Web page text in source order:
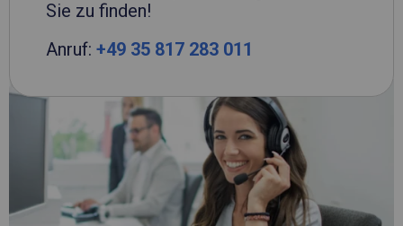
Sie zu finden!
Anruf: +49 35 817 283 011